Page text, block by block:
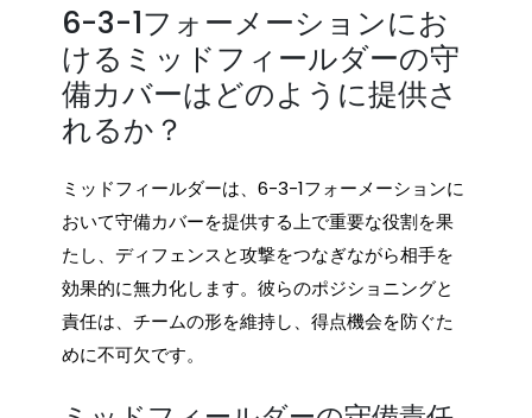
6-3-1フォーメーションにお
けるミッドフィールダーの守
備カバーはどのように提供さ
れるか？
ミッドフィールダーは、6-3-1フォーメーションに
おいて守備カバーを提供する上で重要な役割を果
たし、ディフェンスと攻撃をつなぎながら相手を
効果的に無力化します。彼らのポジショニングと
責任は、チームの形を維持し、得点機会を防ぐた
めに不可欠です。